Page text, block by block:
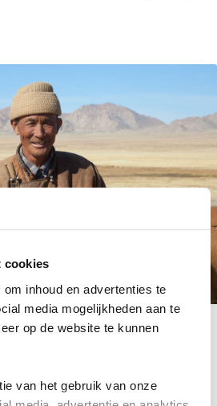
cookies
inhoud en advertenties te
media mogelijkheden aan te
op de website te kunnen
van het gebruik van onze